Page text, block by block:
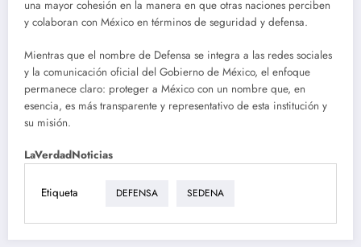
una mayor cohesión en la manera en que otras naciones perciben
y colaboran con México en términos de seguridad y defensa.
Mientras que el nombre de Defensa se integra a las redes sociales
y la comunicación oficial del Gobierno de México, el enfoque
permanece claro: proteger a México con un nombre que, en
esencia, es más transparente y representativo de esta institución y
su misión.
LaVerdadNoticias
Etiqueta DEFENSA SEDENA